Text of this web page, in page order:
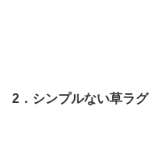
2．シンプルない草ラグ